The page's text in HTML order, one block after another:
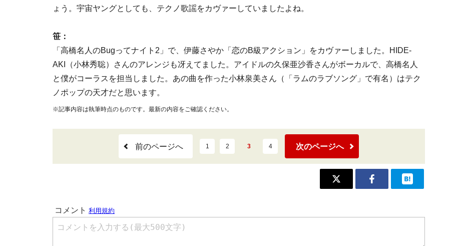
ょう。宇宙ヤングとしても、テクノ歌謡をカヴァーしていましたよね。
笹：
「高橋名人のBugってナイト2」で、伊藤さやか「恋のB級アクション」をカヴァーしました。HIDE-
AKI（小林秀聡）さんのアレンジも冴えてました。アイドルの久保亜沙香さんがボーカルで、高橋名人
と僕がコーラスを担当しました。あの曲を作った小林泉美さん（「ラムのラブソング」で有名）はテク
ノポップの天才だと思います。
※記事内容は執筆時点のものです。最新の内容をご確認ください。
前のページへ 1 2 3 4 次のページへ